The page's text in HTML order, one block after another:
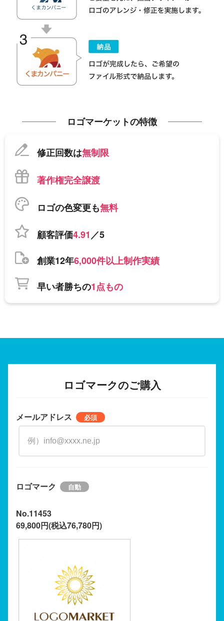
ロゴマーケットの特徴
修正回数は無制限
著作権完全譲渡
ロゴの色変更も無料
顧客評価4.91／5
創業12年6,000件以上制作実績
早い者勝ちの1点もの
ロゴマークのご購入
メールアドレス
ロゴマーク
No.11453
69,800円(税込76,780円)